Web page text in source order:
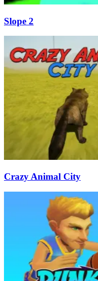
Slope 2
Crazy Animal City